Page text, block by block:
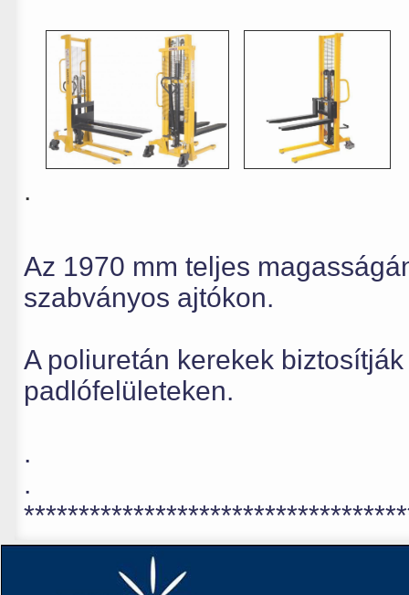
.
Az 1970 mm teljes
szabványos ajtókon.
A poliuretán kerekek
padlófelületeken.
.
.